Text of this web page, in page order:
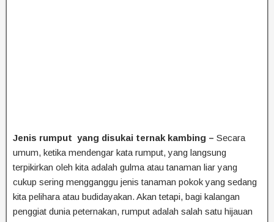
Jenis rumput yang disukai ternak kambing – Secara
umum, ketika mendengar kata rumput, yang langsung
terpikirkan oleh kita adalah gulma atau tanaman liar yang
cukup sering mengganggu jenis tanaman pokok yang sedang
kita pelihara atau budidayakan. Akan tetapi, bagi kalangan
penggiat dunia peternakan, rumput adalah salah satu hijauan